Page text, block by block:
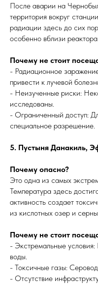
После аварии на
территория вокруг
радиации здесь до сих
особенно вблизи
Почему не стоит
- Радиационное
привести к лучевой
- Неизученные риски:
исследованы.
- Ограниченный доступ:
специальное разрешение.
5. Пустыня Данакиль,
Почему опасно?
Это одна из самых
Температура здесь
активность создает
из кислотных озер и
Почему не стоит
- Экстремальные условия:
воды.
- Токсичные газы:
- Отсутствие